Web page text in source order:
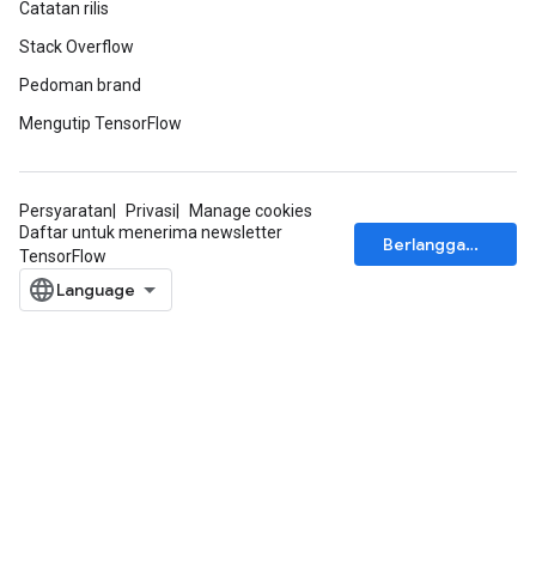
Catatan rilis
Stack Overflow
Pedoman brand
Mengutip TensorFlow
Persyaratan Privasi
Manage cookies
Daftar untuk menerima newsletter
TensorFlow
Berlangganan